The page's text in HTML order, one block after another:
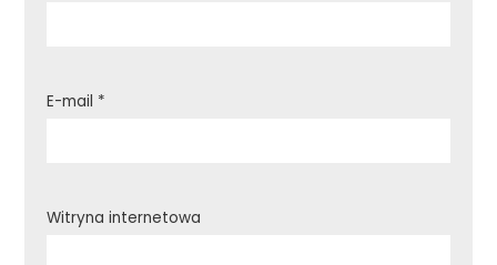
E-mail *
Witryna internetowa